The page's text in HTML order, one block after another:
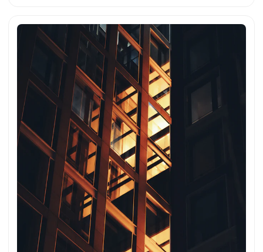
Materialien und Licht zeigt die handwerkliche Gestaltung
vergangener Zeiten. Dies und weitere Fotos kannst du
kostenfrei und in voller Auflösung auf unsplash.com
runterladen. Hier geht es zum Foto